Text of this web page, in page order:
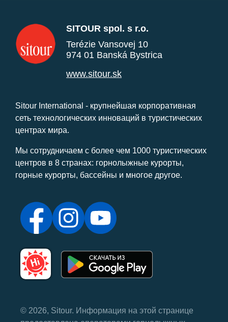
SITOUR spol. s r.o.
Terézie Vansovej 10
974 01 Banská Bystrica
www.sitour.sk
Sitour International - крупнейшая корпоративная
сеть технологических инноваций в туристических
центрах мира.
Мы сотрудничаем с более чем 1000 туристических
центров в 8 странах: горнолыжные курорты,
горные курорты, бассейны и многое другое.
© 2026, Sitour. Информация на этой странице